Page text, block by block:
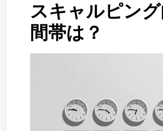
スキャルピン
間帯は？